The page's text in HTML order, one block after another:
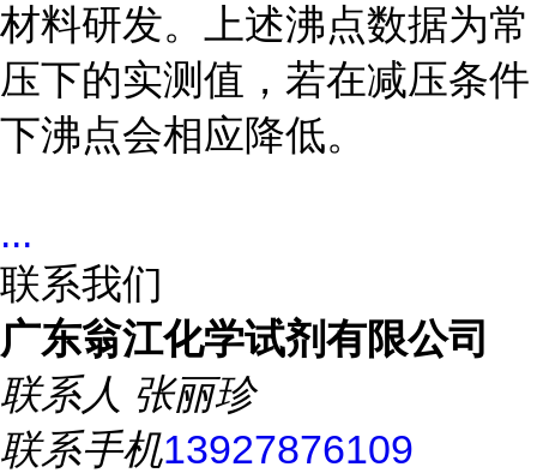
材料研发。上述沸点数据为常
压下的实测值，若在减压条件
下沸点会相应降低。
...
联系我们
广东翁江化学试剂有限公司
联系人 张丽珍
联系手机13927876109